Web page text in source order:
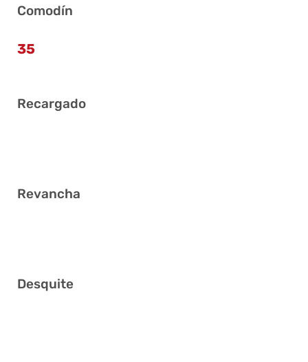
Comodín
35
Recargado
Revancha
Desquite